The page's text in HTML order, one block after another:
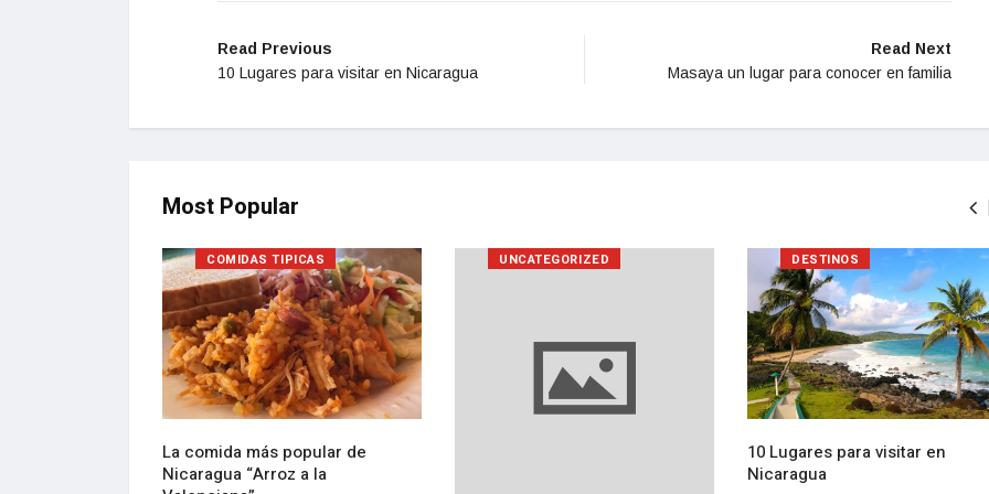
Read Previous
10 Lugares para visitar en Nicaragua
Read Next
Masaya un lugar para conocer en familia
Most Popular
COMIDAS TIPICAS
La comida más popular de
Nicaragua “Arroz a la
UNCATEGORIZED DESTINOS
10 Lugares para visitar en
Nicaragua